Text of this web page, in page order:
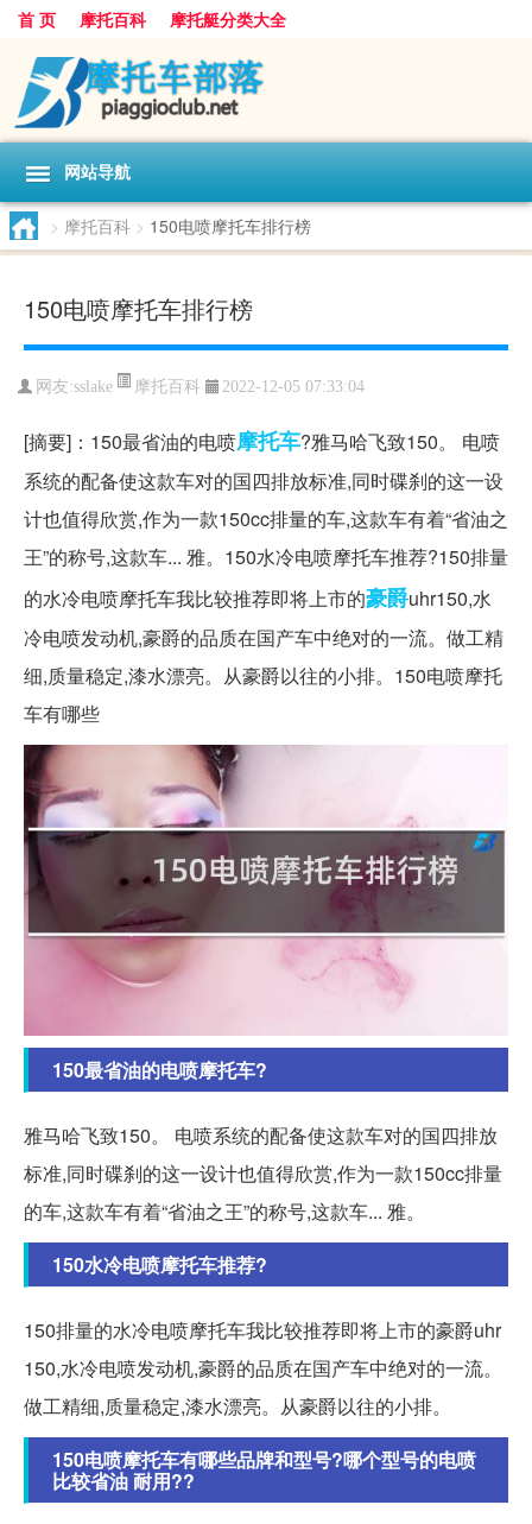
首 页 摩托百科 摩托艇分类大全
网站导航
> 摩托百科 > 150电喷摩托车排行榜
150电喷摩托车排行榜
网友:sslake 摩托百科 2022-12-05 07:33:04
[摘要]：150最省油的电喷摩托车?雅马哈飞致150。 电喷
系统的配备使这款车对的国四排放标准,同时碟刹的这一设
计也值得欣赏,作为一款150cc排量的车,这款车有着“省油之
王”的称号,这款车... 雅。150水冷电喷摩托车推荐?150排量
的水冷电喷摩托车我比较推荐即将上市的豪爵uhr150,水
冷电喷发动机,豪爵的品质在国产车中绝对的一流。做工精
细,质量稳定,漆水漂亮。从豪爵以往的小排。150电喷摩托
车有哪些
150最省油的电喷摩托车?
雅马哈飞致150。 电喷系统的配备使这款车对的国四排放
标准,同时碟刹的这一设计也值得欣赏,作为一款150cc排量
的车,这款车有着“省油之王”的称号,这款车... 雅。
150水冷电喷摩托车推荐?
150排量的水冷电喷摩托车我比较推荐即将上市的豪爵uhr
150,水冷电喷发动机,豪爵的品质在国产车中绝对的一流。
做工精细,质量稳定,漆水漂亮。从豪爵以往的小排。
150电喷摩托车有哪些品牌和型号?哪个型号的电喷
比较省油 耐用??